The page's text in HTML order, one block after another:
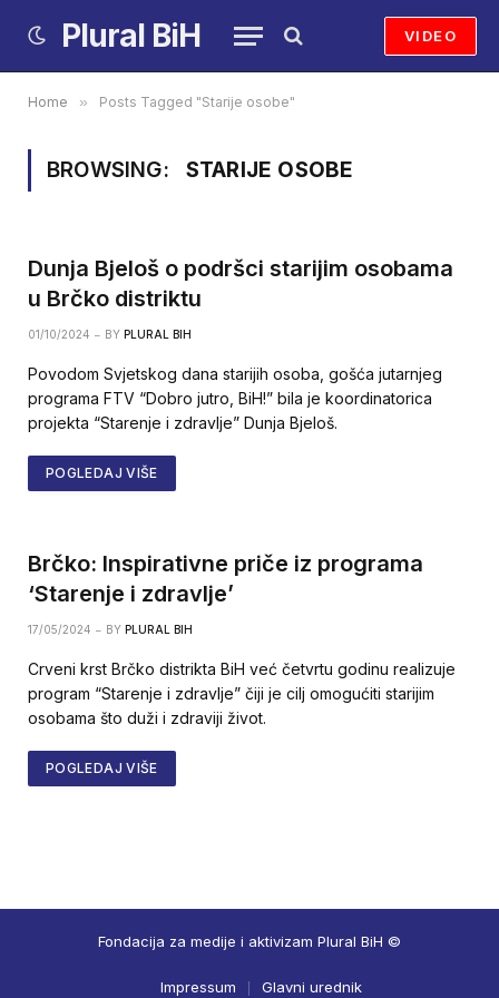
Plural BiH VIDEO
Home » Posts Tagged "Starije osobe"
BROWSING: STARIJE OSOBE
Dunja Bjeloš o podršci starijim osobama
u Brčko distriktu
01/10/2024 BY PLURAL BIH
Povodom Svjetskog dana starijih osoba, gošća jutarnjeg
programa FTV “Dobro jutro, BiH!” bila je koordinatorica
projekta “Starenje i zdravlje” Dunja Bjeloš.
POGLEDAJ VIŠE
Brčko: Inspirativne priče iz programa
‘Starenje i zdravlje’
17/05/2024 BY PLURAL BIH
Crveni krst Brčko distrikta BiH već četvrtu godinu realizuje
program “Starenje i zdravlje” čiji je cilj omogućiti starijim
osobama što duži i zdraviji život.
POGLEDAJ VIŠE
Fondacija za medije i aktivizam Plural BiH ©
Impressum Glavni urednik